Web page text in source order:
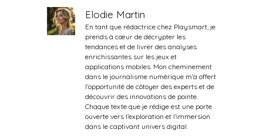
Elodie Martin
En tant que rédactrice chez Playsmart, je
prends à cœur de décrypter les
tendances et de livrer des analyses
enrichissantes sur les jeux et
applications mobiles. Mon cheminement
dans le journalisme numérique m’a offert
l’opportunité de côtoyer des experts et de
découvrir des innovations de pointe.
Chaque texte que je rédige est une porte
ouverte vers l’exploration et l’immersion
dans le captivant univers digital.